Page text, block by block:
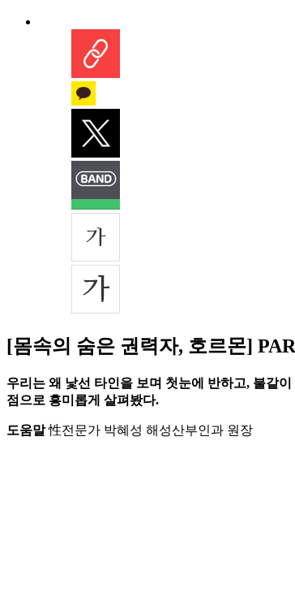
[몸속의 숨은 권력자, 호르몬]
우리는 왜 낯선 타인을 보며 첫눈에 반하고, 불같
점으로 흥미롭게 살펴봤다.
도움말性전문가 박혜성 해성산부인과 원장